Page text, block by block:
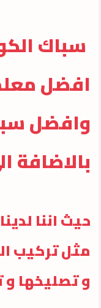
سباك
افضل
وافضل
حيث اننا
مثل تركيب
و تصليخها